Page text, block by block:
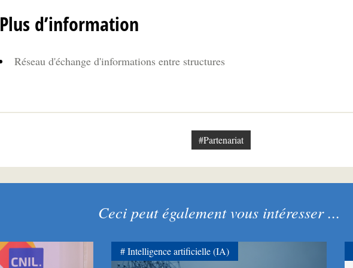
Plus d’information
Réseau d'échange d'informations entre structures
#Partenariat
Ceci peut également vous intéresser ...
Intelligence artificielle (IA)